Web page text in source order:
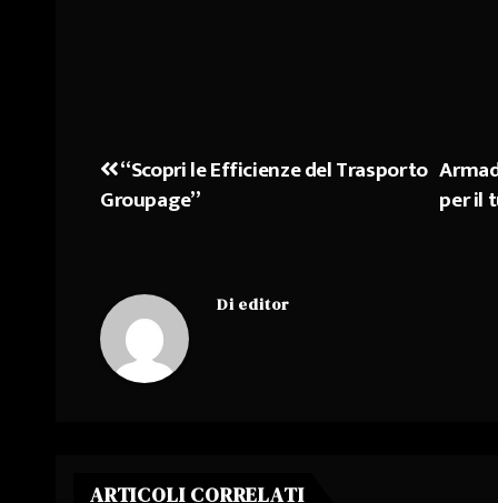
Navigazione
articoli
per il
“Scopri le Efficienze del Trasporto
Groupage”
Di editor
ARTICOLI CORRELATI